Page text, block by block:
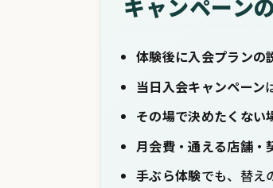
キャンペーン
体験後に入会プランの
当日入会キャンペーン
その場で決めたくない
月会費・通える店舗・
手ぶら体験でも、替え